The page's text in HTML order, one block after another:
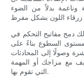
وناعمة بدلاً من الضوء
دمج مفاتيح التحكم في
السطوع بناءً على
وصولًا إلى المحادثات
مع مزاجك أو المهمة
التي تقوم بها.